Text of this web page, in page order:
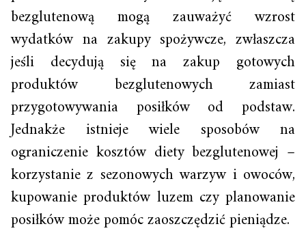
bezglutenową mogą zauważyć wzrost
wydatków na zakupy spożywcze, zwłaszcza
jeśli decydują się na zakup gotowych
produktów bezglutenowych zamiast
przygotowywania posiłków od podstaw.
Jednakże istnieje wiele sposobów na
ograniczenie kosztów diety bezglutenowej –
korzystanie z sezonowych warzyw i owoców,
kupowanie produktów luzem czy planowanie
posiłków może pomóc zaoszczędzić pieniądze.